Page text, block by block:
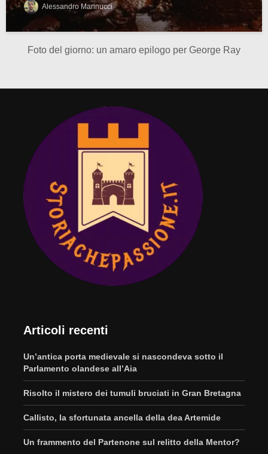
Alessandro Marinucci
Foto del giorno: un amaro epilogo per George Ray
Articoli recenti
Un’antica porta medievale si nascondeva sotto il
Parlamento olandese all’Aia
Risolto il mistero dei tumuli bruciati in Gran Bretagna
Callisto, la sfortunata ancella della dea Artemide
Un frammento del Partenone sul relitto della Mentor?